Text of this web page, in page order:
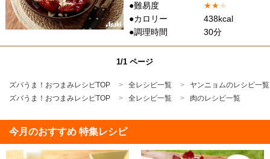
●難易度
★★★
●カロリー
438kcal
●調理時間
30分
1/1 ページ
ズバうま！おつまみレシピTOP 全レシピ一覧
ヤンニョムのレシピ一覧
ズバうま！おつまみレシピTOP
全レシピ一覧 肉のレシピ一覧
今月のおすすめ 特集レシピ